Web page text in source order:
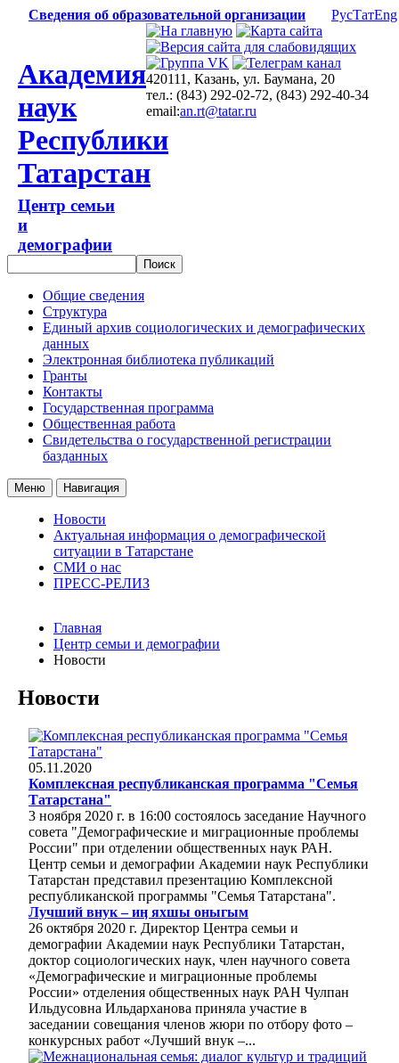
Сведения об образовательной организации РусТатEng
Академия
наук
Республики
Татарстан
Центр семьи
и
демографии
420111, Казань, ул. Баумана, 20
тел.: (843) 292-02-72, (843) 292-40-34
email:an.rt@tatar.ru
Общие сведения
Структура
Единый архив социологических и демографических
данных
Электронная библиотека публикаций
Гранты
Контакты
Государственная программа
Общественная работа
Свидетельства о государственной регистрации
базданных
Меню Навигация
Новости
Актуальная информация о демографической
ситуации в Татарстане
СМИ о нас
ПРЕСС-РЕЛИЗ
Главная
Центр семьи и демографии
Новости
Новости
05.11.2020
Комплексная республиканская программа "Семья
Татарстана"
3 ноября 2020 г. в 16:00 состоялось заседание Научного
совета "Демографические и миграционные проблемы
России" при отделении общественных наук РАН.
Центр семьи и демографии Академии наук Республики
Татарстан представил презентацию Комплексной
республиканской программы "Семья Татарстана".
Лучший внук – иӊ яхшы оныгым
26 октября 2020 г. Директор Центра семьи и
демографии Академии наук Республики Татарстан,
доктор социологических наук, член научного совета
«Демографические и миграционные проблемы
России» отделения общественных наук РАН Чулпан
Ильдусовна Ильдарханова приняла участие в
заседании совещания членов жюри по отбору фото –
конкурсных работ «Лучший внук –...